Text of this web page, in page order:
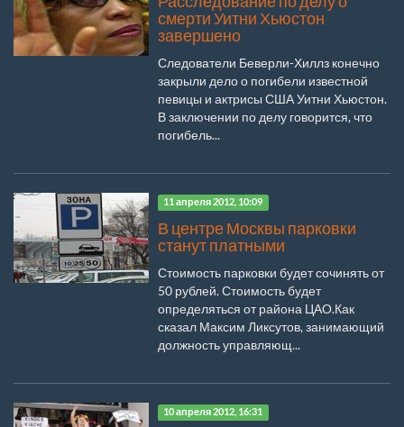
смерти Уитни Хьюстон
завершено
Следователи Беверли-Хиллз конечно
закрыли дело о погибели известной
певицы и актрисы США Уитни Хьюстон.
В заключении по делу говорится, что
погибель...
11 апреля 2012, 10:09
В центре Москвы парковки
станут платными
Стоимость парковки будет сочинять от
50 рублей. Стоимость будет
определяться от района ЦАО.Как
сказал Максим Ликсутов, занимающий
должность управляющ...
10 апреля 2012, 16:31